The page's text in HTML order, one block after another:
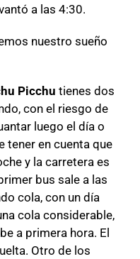
a las 4:30.
nuestro sueño
Picchu tienes dos
con el riesgo de
luego el día o
tener en cuenta que
y la carretera es
bus sale a las
cola, con un día
cola considerable,
a primera hora. El
Otro de los